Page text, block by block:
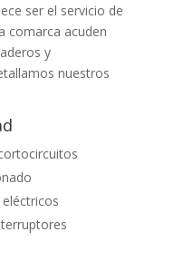
ser el servicio de
comarca acuden
y
nuestros